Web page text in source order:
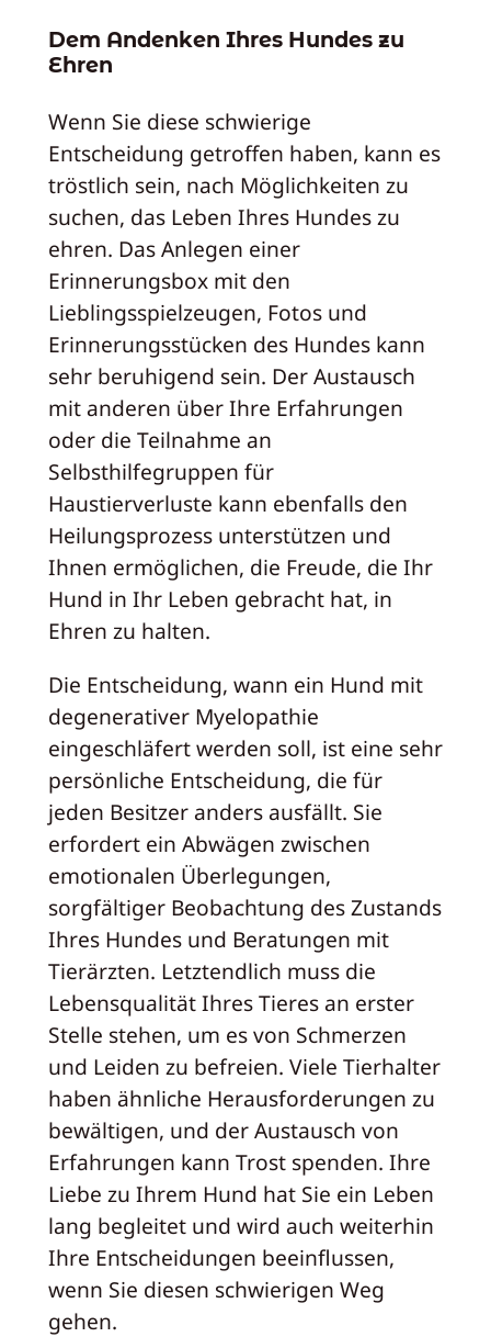
Dem Andenken Ihres Hundes zu
Ehren
Wenn Sie diese schwierige
Entscheidung getroffen haben, kann es
tröstlich sein, nach Möglichkeiten zu
suchen, das Leben Ihres Hundes zu
ehren. Das Anlegen einer
Erinnerungsbox mit den
Lieblingsspielzeugen, Fotos und
Erinnerungsstücken des Hundes kann
sehr beruhigend sein. Der Austausch
mit anderen über Ihre Erfahrungen
oder die Teilnahme an
Selbsthilfegruppen für
Haustierverluste kann ebenfalls den
Heilungsprozess unterstützen und
Ihnen ermöglichen, die Freude, die Ihr
Hund in Ihr Leben gebracht hat, in
Ehren zu halten.
Die Entscheidung, wann ein Hund mit
degenerativer Myelopathie
eingeschläfert werden soll, ist eine sehr
persönliche Entscheidung, die für
jeden Besitzer anders ausfällt. Sie
erfordert ein Abwägen zwischen
emotionalen Überlegungen,
sorgfältiger Beobachtung des Zustands
Ihres Hundes und Beratungen mit
Tierärzten. Letztendlich muss die
Lebensqualität Ihres Tieres an erster
Stelle stehen, um es von Schmerzen
und Leiden zu befreien. Viele Tierhalter
haben ähnliche Herausforderungen zu
bewältigen, und der Austausch von
Erfahrungen kann Trost spenden. Ihre
Liebe zu Ihrem Hund hat Sie ein Leben
lang begleitet und wird auch weiterhin
Ihre Entscheidungen beeinflussen,
wenn Sie diesen schwierigen Weg
gehen.